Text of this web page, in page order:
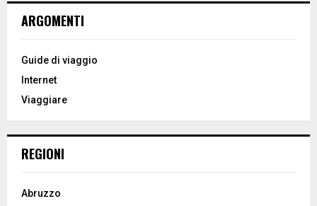
h
o
:
ARGOMENTI
Guide di viaggio
Internet
Viaggiare
REGIONI
Abruzzo